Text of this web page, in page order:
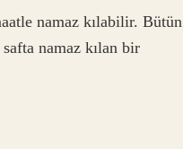
namaz kılabilir. Bütün
namaz kılan bir